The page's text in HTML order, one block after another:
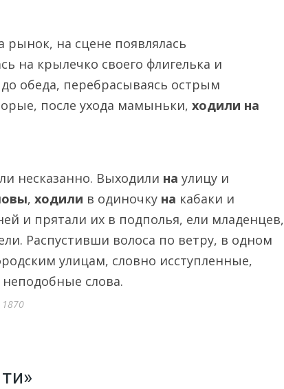
рынок, на сцене появлялась
на крылечко своего флигелька и
обеда, перебрасываясь острым
после ухода мамыньки, ходили на
несказанно. Выходили на улицу и
, ходили в одиночку на кабаки и
и прятали их в подполья, ели младенцев,
Распустивши волоса по ветру, в одном
улицам, словно исступленные,
слова.